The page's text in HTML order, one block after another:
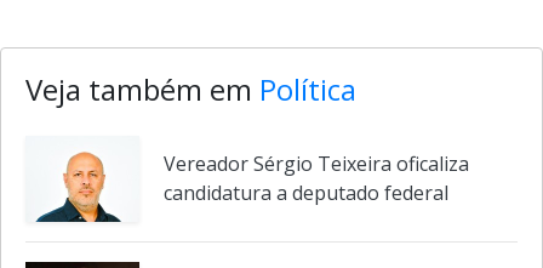
Veja também em Política
Vereador Sérgio Teixeira oficaliza